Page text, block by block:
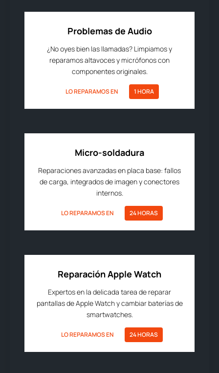
Problemas de Audio
¿No oyes bien las llamadas? Limpiamos y
reparamos altavoces y micrófonos con
componentes originales.
LO REPARAMOS EN 1 HORA
Micro-soldadura
Reparaciones avanzadas en placa base: fallos
de carga, integrados de imagen y conectores
internos.
LO REPARAMOS EN 24 HORAS
Reparación Apple Watch
Expertos en la delicada tarea de reparar
pantallas de Apple Watch y cambiar baterías de
smartwatches.
LO REPARAMOS EN 24 HORAS